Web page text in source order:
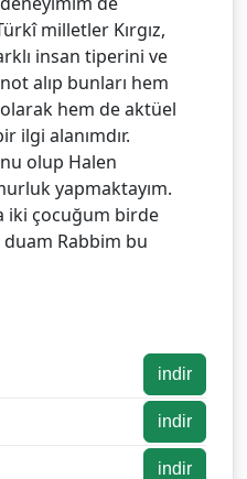
milletler Kırgız,
insan tiperini ve
alıp bunları hem
hem de aktüel
ilgi alanımdır.
olup Halen
yapmaktayım.
iki çocuğum birde
Rabbim bu
indir
indir
indir